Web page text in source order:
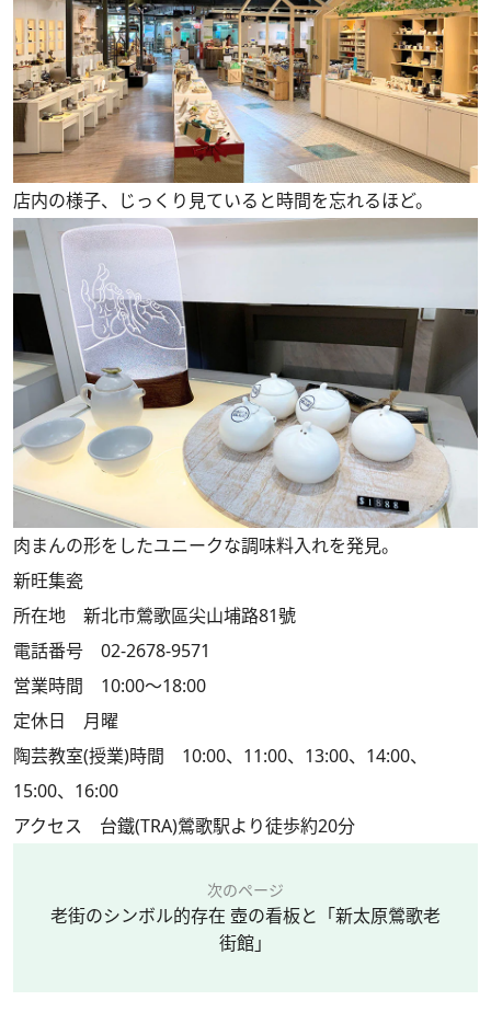
店内の様子、じっくり見ていると時間を忘れるほど。
肉まんの形をしたユニークな調味料入れを発見。
新旺集瓷
所在地 新北市鶯歌區尖山埔路81號
電話番号 02-2678-9571
営業時間 10:00～18:00
定休日 月曜
陶芸教室(授業)時間 10:00、11:00、13:00、14:00、
15:00、16:00
アクセス 台鐵(TRA)鶯歌駅より徒歩約20分
次のページ
老街のシンボル的存在 壺の看板と「新太原鶯歌老
街館」